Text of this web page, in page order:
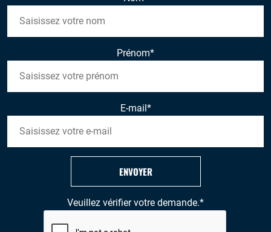
Prénom*
E-mail *
Veuillez vérifier votre demande.*
ENVOYER